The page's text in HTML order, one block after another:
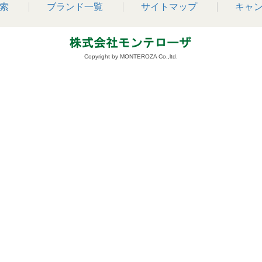
ブランド一覧 サイトマップ キャ
Copyright by MONTEROZA Co.,ltd.